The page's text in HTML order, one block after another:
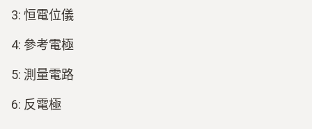
3: 恒電位儀
4: 參考電極
5: 測量電路
6: 反電極